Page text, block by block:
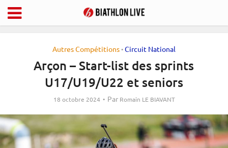
Autres Compétitions•Circuit National
Arçon – Start-list des sprints
U17/U19/U22 et seniors
18 octobre 2024 Par Romain LE BIAVANT